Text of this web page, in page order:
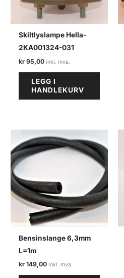
Skiltlyslampe Hella-
2KA001324-031
kr 95,00
LEGG I
HANDLEKURV
Bensinslange 6,3mm
L=1m
kr 149,00